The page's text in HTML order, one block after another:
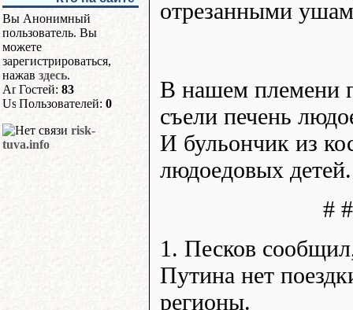
Вы Анонимный
пользователь. Вы
можете
зарегистрироваться,
нажав здесь.
Гостей: 83
Пользователей: 0
risk-
tuva.info
отрезанными
В нашем племени
съели печень
И бульончик из
людоедовых детей.
#
1. Песков
Путина нет
регионы.